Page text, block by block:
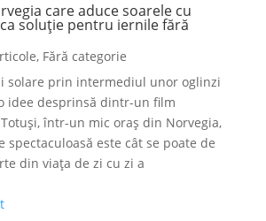
care aduce soarele cu
soluție pentru iernile fără
, Fără categorie
solare prin intermediul unor oglinzi
idee desprinsă dintr-un film
într-un mic oraș din Norvegia,
spectaculoasă este cât se poate de
din viața de zi cu zi a